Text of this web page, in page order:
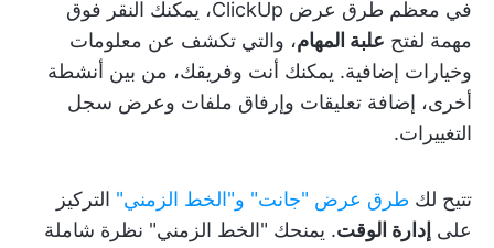
في معظم طرق عرض ClickUp، يمكنك النقر فوق
مهمة لفتح علبة المهام، والتي تكشف عن معلومات
وخيارات إضافية. يمكنك أنت وفريقك، من بين أنشطة
أخرى، إضافة تعليقات وإرفاق ملفات وعرض سجل
التغييرات.
تتيح لك طرق عرض "جانت" و"الخط الزمني" التركيز
على إدارة الوقت. يمنحك "الخط الزمني" نظرة شاملة